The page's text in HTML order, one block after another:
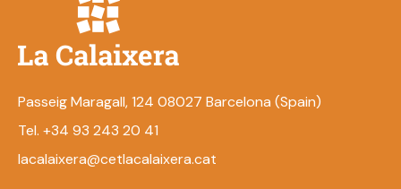
Passeig Maragall, 124 08027 Barcelona (Spain)
Tel. +34 93 243 20 41
lacalaixera@cetlacalaixera.cat